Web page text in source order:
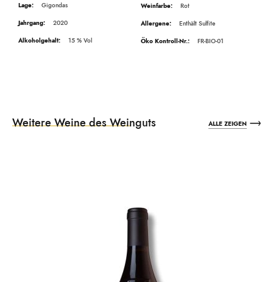
Gigondas
2020
15
Rot
Enthält Sulfite
FR-BIO-01
Weitere Weine des Weinguts ALLE ZEIGEN